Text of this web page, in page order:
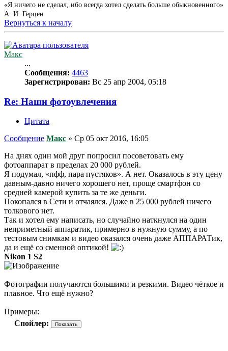
«Я ничего не сделал, ибо всегда хотел сделать больше обыкновенного»
А. И. Герцен
Вернуться к началу
Макс
...
Сообщения: 4463
Зарегистрирован: Вс 25 апр 2004, 05:18
Re: Наши фотоувлечения
Цитата
Сообщение Макс » Ср 05 окт 2016, 16:05
На днях один мой друг попросил посоветовать ему
фотоаппарат в пределах 20 000 рублей.
Я подумал, «пфф, пара пустяков». А нет. Оказалось в эту цену
давным-давно ничего хорошего нет, проще смартфон со
средней камерой купить за те же деньги.
Покопался в Сети и отчаялся. Даже в 25 000 рублей ничего
толкового нет.
Так и хотел ему написать, но случайно наткнулся на один
неприметный аппаратик, примерно в нужную сумму, а по
тестовым снимкам и видео оказался очень даже АППАРАТик,
да и ещё со сменной оптикой!
Nikon 1 S2
Фотографии получаются большими и резкими. Видео чёткое и
плавное. Что ещё нужно?
Примеры:
Спойлер: